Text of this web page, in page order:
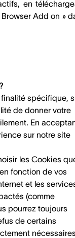
en
Add on »
spécifique,
de donner votre
En
sur notre site
les Cookies
fonction de vos
et les
(comme
pourrez toujours
de certains